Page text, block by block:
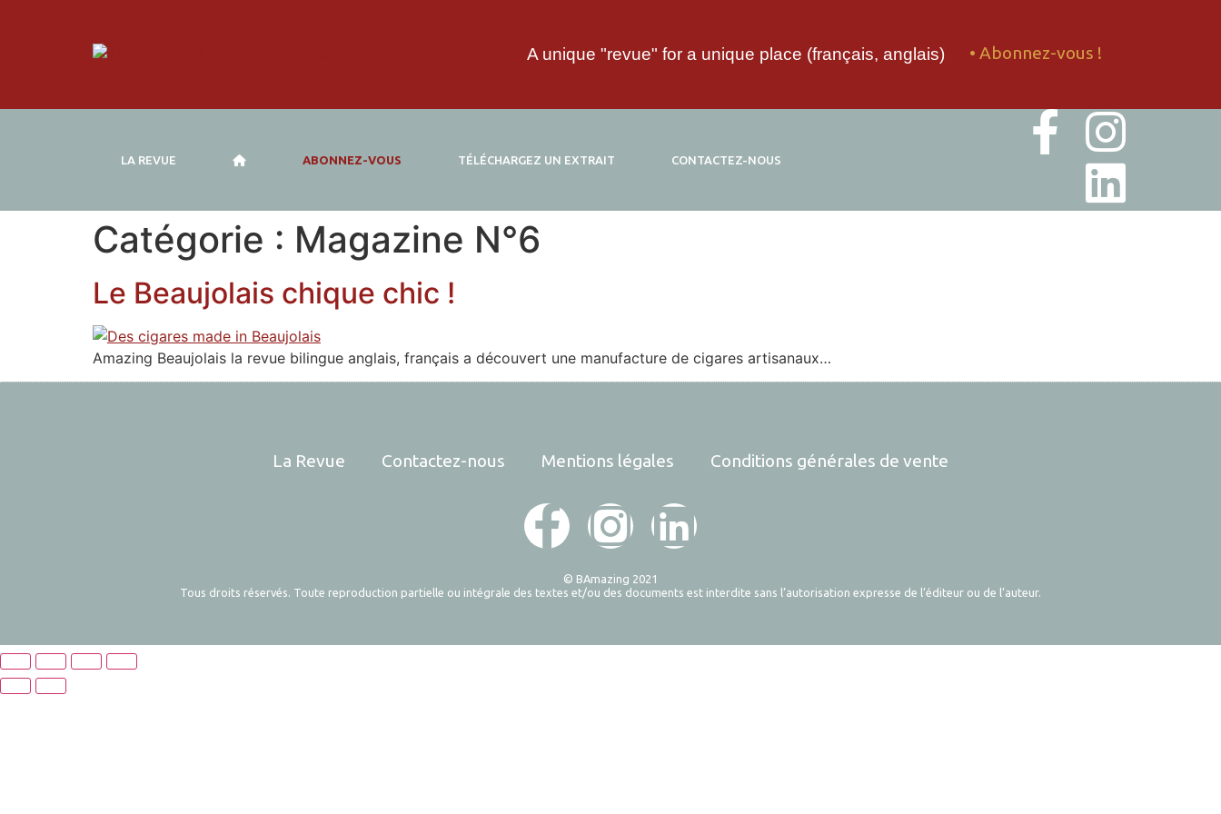
A unique "revue" for a unique place (français, anglais) • Abonnez-vous !
LA REVUE ABONNEZ-VOUS TÉLÉCHARGEZ UN EXTRAIT CONTACTEZ-NOUS
Catégorie : Magazine N°6
Le Beaujolais chique chic !
Amazing Beaujolais la revue bilingue anglais, français a découvert une manufacture de cigares artisanaux…
La Revue Contactez-nous Mentions légales Conditions générales de vente
© BAmazing 2021
Tous droits réservés. Toute reproduction partielle ou intégrale des textes et/ou des documents est interdite sans l’autorisation expresse de l’éditeur ou de l’auteur.